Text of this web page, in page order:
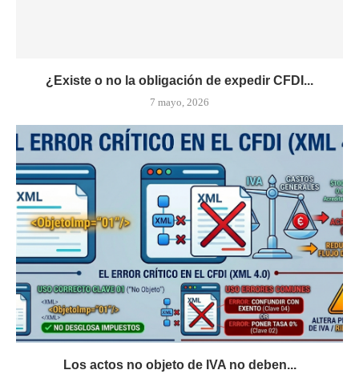
¿Existe o no la obligación de expedir CFDI...
7 mayo, 2026
Los actos no objeto de IVA no deben...